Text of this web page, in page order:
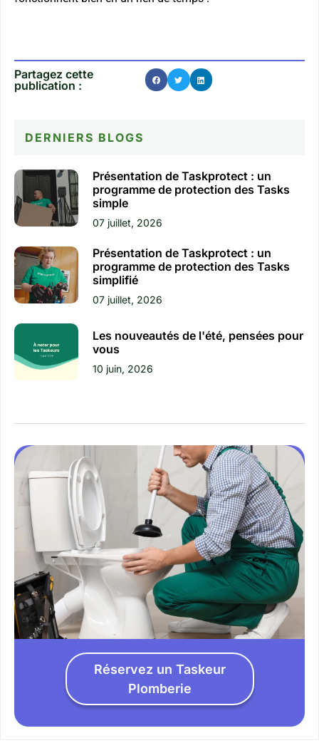
Partagez cette
publication :
DERNIERS BLOGS​
Présentation de Taskprotect : un
programme de protection des Tasks
simple
07 juillet, 2026
Présentation de Taskprotect : un
programme de protection des Tasks
simplifié
07 juillet, 2026
Les nouveautés de l'été, pensées pour
vous
10 juin, 2026
Réservez un Taskeur
Plomberie